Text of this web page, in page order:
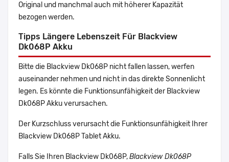
Original und manchmal auch mit höherer Kapazität
bezogen werden.
Tipps Längere Lebenszeit Für Blackview
Dk068P Akku
Bitte die Blackview Dk068P nicht fallen lassen, werfen
auseinander nehmen und nicht in das direkte Sonnenlicht
legen. Es könnte die Funktionsunfähigkeit der Blackview
Dk068P Akku verursachen.
Der Kurzschluss verursacht die Funktionsunfähigkeit Ihrer
Blackview Dk068P Tablet Akku.
Falls Sie Ihren Blackview Dk068P,Blackview Dk068P